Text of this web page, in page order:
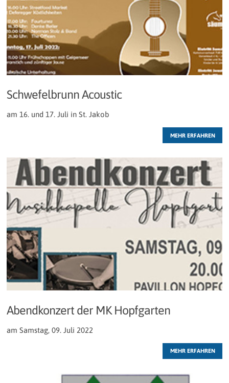
Schwefelbrunn Acoustic
am 16. und 17. Juli in St. Jakob
MEHR ERFAHREN
Abendkonzert der MK Hopfgarten
am Samstag, 09. Juli 2022
MEHR ERFAHREN